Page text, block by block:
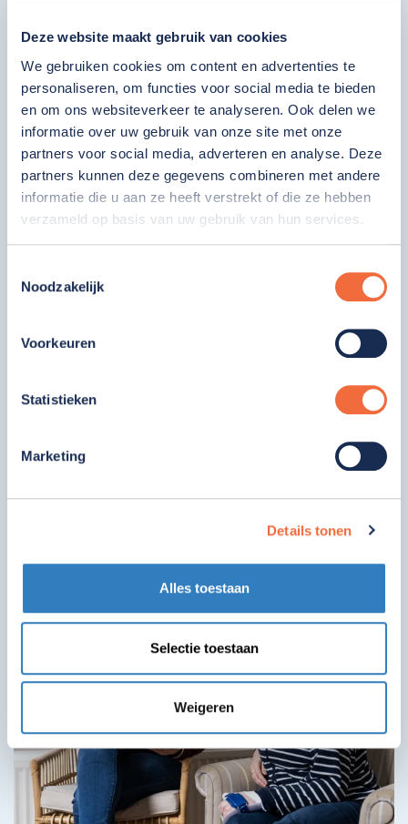
Deze website maakt gebruik van cookies
We gebruiken cookies om content en advertenties te
personaliseren, om functies voor social media te bieden
en om ons websiteverkeer te analyseren. Ook delen we
informatie over uw gebruik van onze site met onze
partners voor social media, adverteren en analyse. Deze
partners kunnen deze gegevens combineren met andere
informatie die u aan ze heeft verstrekt of die ze hebben
verzameld op basis van uw gebruik van hun services.
Noodzakelijk
Voorkeuren
Statistieken
Marketing
Details tonen
Alles toestaan
Selectie toestaan
Weigeren
Duinoordseweg 36
Bekijk locatie
Ambonstraat
2405 EN Alphen aan den Rijn